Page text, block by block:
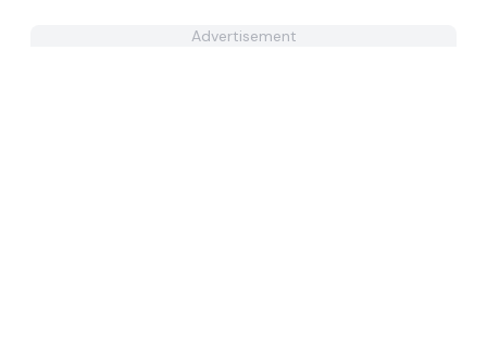
Advertisement